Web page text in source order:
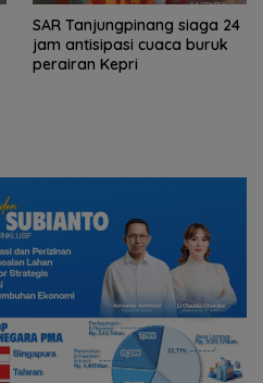
SAR Tanjungpinang siaga 24
jam antisipasi cuaca buruk
perairan Kepri